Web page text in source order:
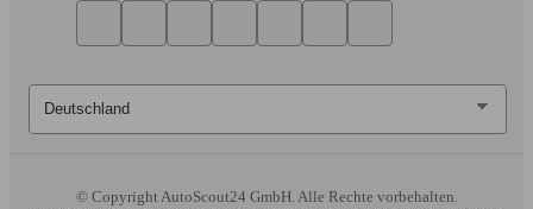
© Copyright AutoScout24 GmbH. Alle Rechte vorbehalten.